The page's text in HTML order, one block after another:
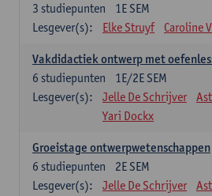
1E SEM
3 studiepunten
Lesgever(s):
Elke Struyf Caroline
Vakdidactiek ontwerp met
1E/2E SEM
6 studiepunten
Lesgever(s):
Jelle De Schrijver
Yari Dockx
Groeistage ontwerpwetenschappen
2E SEM
6 studiepunten
Lesgever(s):
Jelle De Schrijver